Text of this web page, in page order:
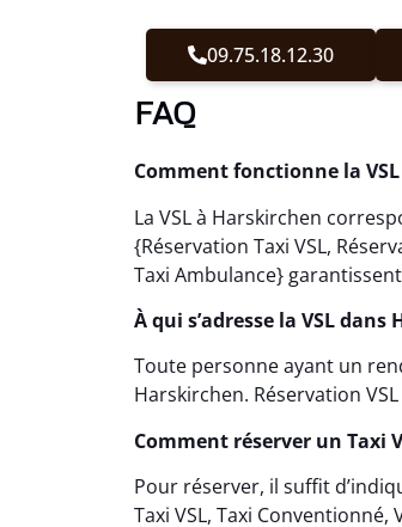
09.75.18.12.30
FAQ
Comment fonctionne la
La VSL à Harskirchen
{Réservation Taxi VSL,
Taxi Ambulance}
À qui s’adresse la VSL dans
Toute personne ayant un
Harskirchen. Réservation
Comment réserver un Taxi
Pour réserver, il suffit
Taxi VSL, Taxi